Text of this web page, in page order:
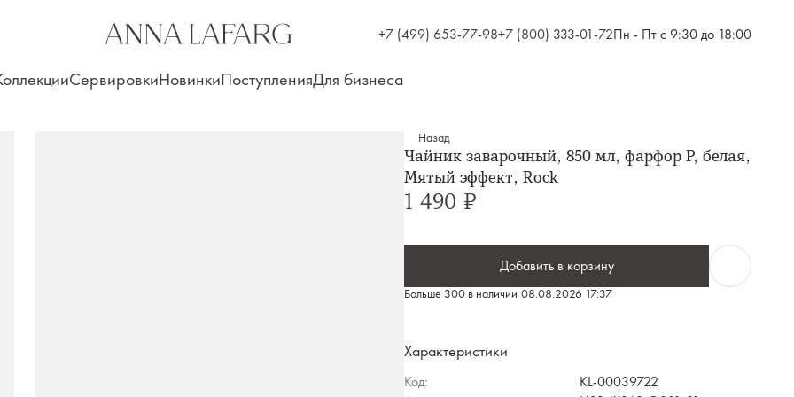
+7 (499) 653-77-98+7 (800) 333-01-72Пн - Пт с 9:30 до 18:00
СервировкиНовинкиПоступленияДля бизнеса
Назад
Чайник заварочный, 850 мл, фарфор P, белая,
Мятый эффект, Rock
1 490 ₽
Больше 300 в наличии 08.08.2026 17:37
Добавить в корзину
Характеристики
Код:
KL-00039722